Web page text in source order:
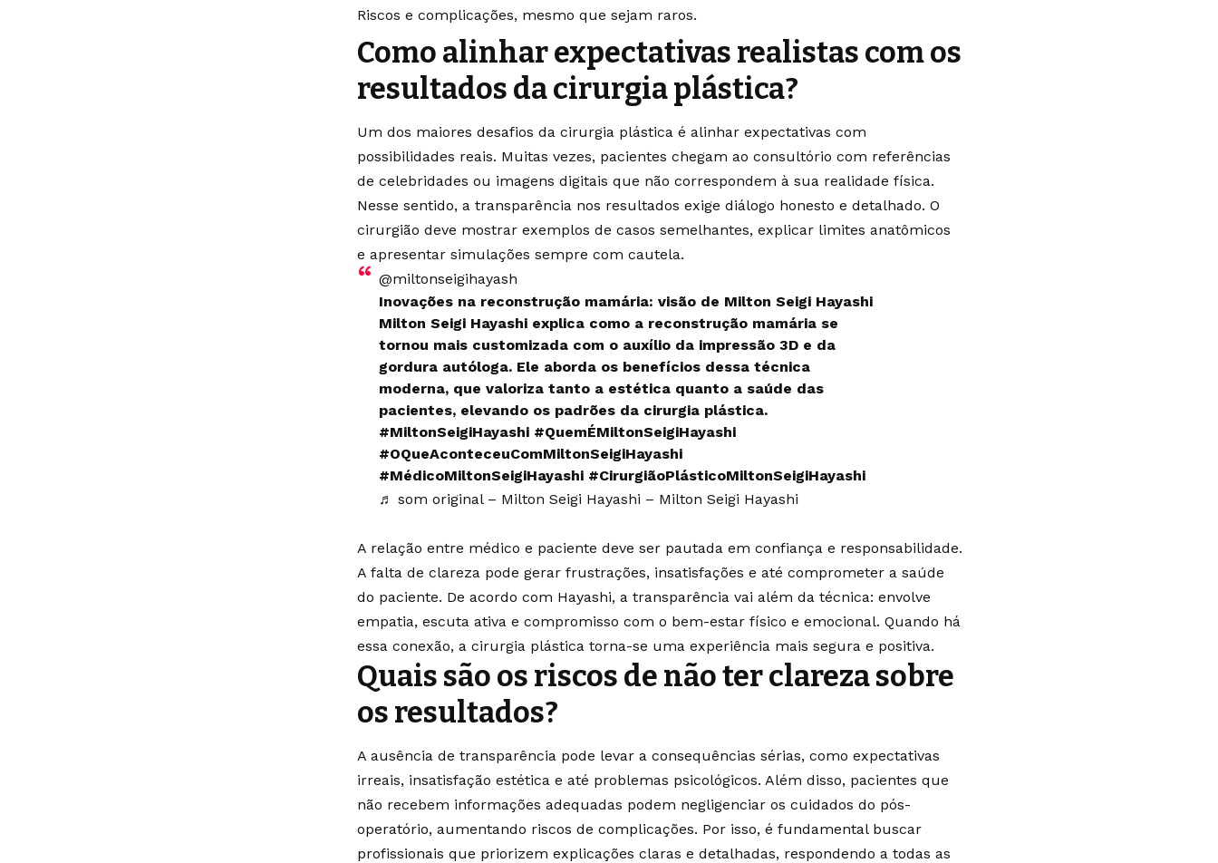
Riscos e complicações, mesmo que sejam raros.
Como alinhar expectativas realistas com os
resultados da cirurgia plástica?
Um dos maiores desafios da cirurgia plástica é alinhar expectativas com
possibilidades reais. Muitas vezes, pacientes chegam ao consultório com referências
de celebridades ou imagens digitais que não correspondem à sua realidade física.
Nesse sentido, a transparência nos resultados exige diálogo honesto e detalhado. O
cirurgião deve mostrar exemplos de casos semelhantes, explicar limites anatômicos
e apresentar simulações sempre com cautela.
@miltonseigihayash
Inovações na reconstrução mamária: visão de Milton Seigi Hayashi
Milton Seigi Hayashi explica como a reconstrução mamária se
tornou mais customizada com o auxílio da impressão 3D e da
gordura autóloga. Ele aborda os benefícios dessa técnica
moderna, que valoriza tanto a estética quanto a saúde das
pacientes, elevando os padrões da cirurgia plástica.
#MiltonSeigiHayashi #QuemÉMiltonSeigiHayashi
#OQueAconteceuComMiltonSeigiHayashi
#MédicoMiltonSeigiHayashi #CirurgiãoPlásticoMiltonSeigiHayashi
♬ som original – Milton Seigi Hayashi – Milton Seigi Hayashi
A relação entre médico e paciente deve ser pautada em confiança e responsabilidade.
A falta de clareza pode gerar frustrações, insatisfações e até comprometer a saúde
do paciente. De acordo com Hayashi, a transparência vai além da técnica: envolve
empatia, escuta ativa e compromisso com o bem-estar físico e emocional. Quando há
essa conexão, a cirurgia plástica torna-se uma experiência mais segura e positiva.
Quais são os riscos de não ter clareza sobre
os resultados?
A ausência de transparência pode levar a consequências sérias, como expectativas
irreais, insatisfação estética e até problemas psicológicos. Além disso, pacientes que
não recebem informações adequadas podem negligenciar os cuidados do pós-
operatório, aumentando riscos de complicações. Por isso, é fundamental buscar
profissionais que priorizem explicações claras e detalhadas, respondendo a todas as